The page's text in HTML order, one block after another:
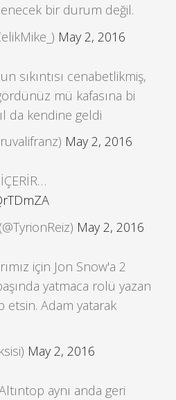
bir durum değil.
May 2, 2016
sıkıntısı cenabetlikmiş,
mü kafasına bi
da kendine geldi
May 2, 2016
May 2, 2016
için Jon Snow'a 2
yatmaca rolü yazan
etsin. Adam yatarak
May 2, 2016
aynı anda geri